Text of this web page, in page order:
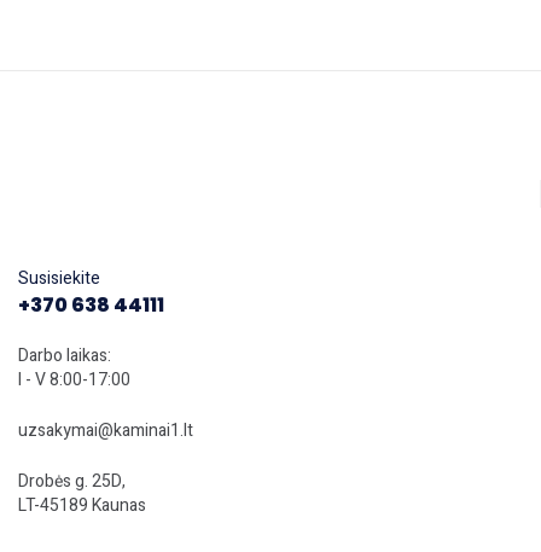
Susisiekite
+370 638 44111
Darbo laikas:
I - V 8:00-17:00
uzsakymai@kaminai1.lt
Drobės g. 25D,
LT-45189 Kaunas